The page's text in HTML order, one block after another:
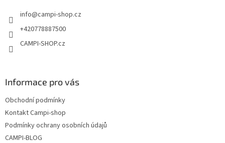
info@campi-shop.cz
+420778887500
CAMPI-SHOP.cz
Informace pro vás
Obchodní podmínky
Kontakt Campi-shop
Podmínky ochrany osobních údajů
CAMPI-BLOG